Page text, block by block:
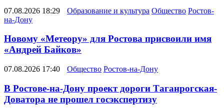
07.08.2026 18:29 Образование и культура Общество Ростов-
на-Дону
Новому «Метеору» для Ростова присвоили имя
«Андрей Байков»
07.08.2026 17:40 Общество Ростов-на-Дону
В Ростове-на-Дону проект дороги Таганрогская-
Доватора не прошел госэкспертизу